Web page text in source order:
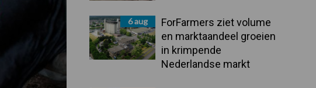
6 aug
ForFarmers ziet volume
en marktaandeel groeien
in krimpende
Nederlandse markt